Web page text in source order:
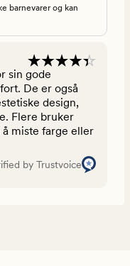
barnevarer og kan
sin gode
De er også
design,
Flere bruker
miste farge eller
by Trustvoice